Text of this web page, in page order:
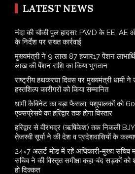
LATEST NEWS
नंदा की चौकी पुल हादसा: PWD के EE, AE
के निर्देश पर सख्त कार्रवाई
मुख्यमंत्री ने 9 लाख 87 हजार17 पेंशन
लाख की पेंशन राशि का किया भुगतान
राष्ट्रीय हथकरघा दिवस पर मुख्यमंत्री धामी
हस्तशिल्प कारीगरों को किया सम्मानित
​धामी कैबिनेट का बड़ा फैसला: पशुपालकों को
एक्सप्रेसवे का हरिद्वार तक होगा विस्तार
​हरिद्वार से वीरभद्र (ऋषिकेश) तक निकली
तेजस्वी सूर्या ने की देश व प्रदेशवासियों के
24×7 अलर्ट मोड में रहें अधिकारी-मुख्य
सचिव ने की विस्तृत समीक्षा कहा-बंद सड़कों को
हो दिक्कत